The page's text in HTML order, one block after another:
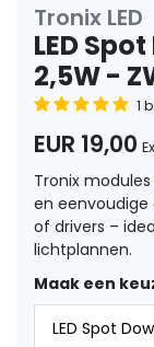
Tronix LED
LED
2,5W -
1
EUR 19,00
Tronix
en eenvoudige
of drivers –
lichtplannen.
Maak een